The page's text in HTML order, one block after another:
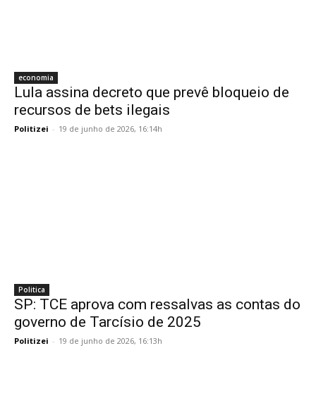
economia
Lula assina decreto que prevê bloqueio de
recursos de bets ilegais
Politizei - 19 de junho de 2026, 16:14h
Politica
SP: TCE aprova com ressalvas as contas do
governo de Tarcísio de 2025
Politizei - 19 de junho de 2026, 16:13h